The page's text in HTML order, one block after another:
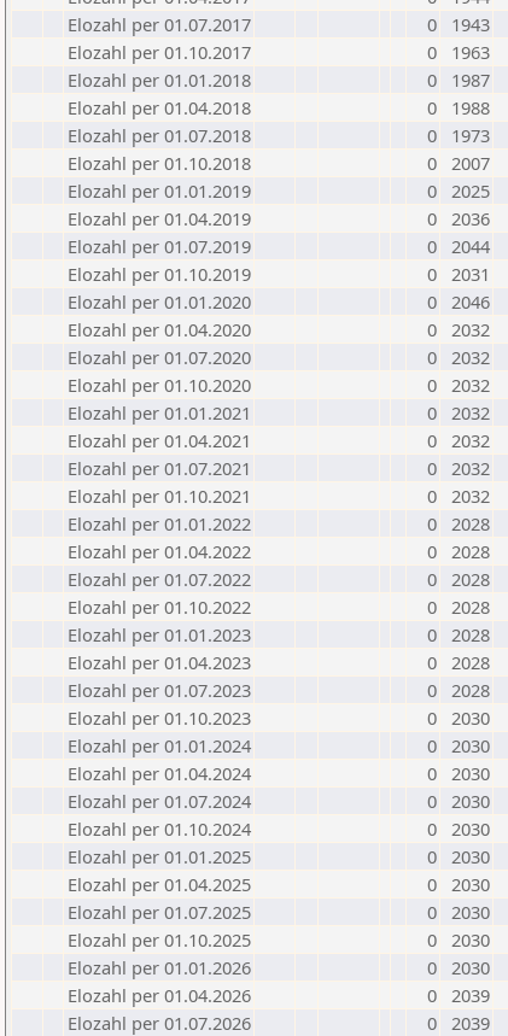
Elozahl per 01.07.2017
0
1943
Elozahl per 01.10.2017
0
1963
Elozahl per 01.01.2018
0
1987
Elozahl per 01.04.2018
0
1988
Elozahl per 01.07.2018
0
1973
Elozahl per 01.10.2018
0 2007
Elozahl per 01.01.2019
0 2025
Elozahl per 01.04.2019
0 2036
Elozahl per 01.07.2019
0 2044
Elozahl per 01.10.2019
0 2031
Elozahl per 01.01.2020
0 2046
Elozahl per 01.04.2020
0 2032
Elozahl per 01.07.2020
0 2032
Elozahl per 01.10.2020
0 2032
Elozahl per 01.01.2021
0 2032
Elozahl per 01.04.2021
0 2032
Elozahl per 01.07.2021
0 2032
Elozahl per 01.10.2021
0 2032
Elozahl per 01.01.2022
0 2028
Elozahl per 01.04.2022
0 2028
Elozahl per 01.07.2022
0 2028
Elozahl per 01.10.2022
0 2028
Elozahl per 01.01.2023
0 2028
Elozahl per 01.04.2023
0 2028
Elozahl per 01.07.2023
0 2028
Elozahl per 01.10.2023
0 2030
Elozahl per 01.01.2024
0 2030
Elozahl per 01.04.2024
0 2030
Elozahl per 01.07.2024
0 2030
Elozahl per 01.10.2024
0 2030
Elozahl per 01.01.2025
0 2030
Elozahl per 01.04.2025
0 2030
Elozahl per 01.07.2025
0 2030
Elozahl per 01.10.2025
0 2030
Elozahl per 01.01.2026
0 2030
Elozahl per 01.04.2026
0 2039
Elozahl per 01.07.2026
0 2039